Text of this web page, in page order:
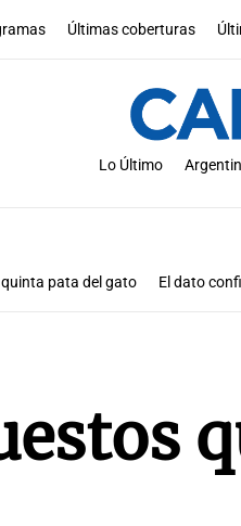
Últimas coberturas
Lo Último
pata del gato El dato